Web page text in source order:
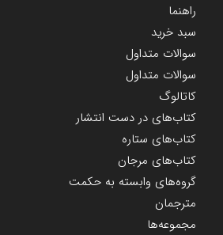
راهنما
سبد خرید
سوالات متداول
سوالات متداول
کاتالوگ
کتاب‌های در دست انتشار
کتاب‌های ستاره
کتاب‌های مرجان
گروه‌های وابسته به حکمت
مترجمان
مجموعه‌ها